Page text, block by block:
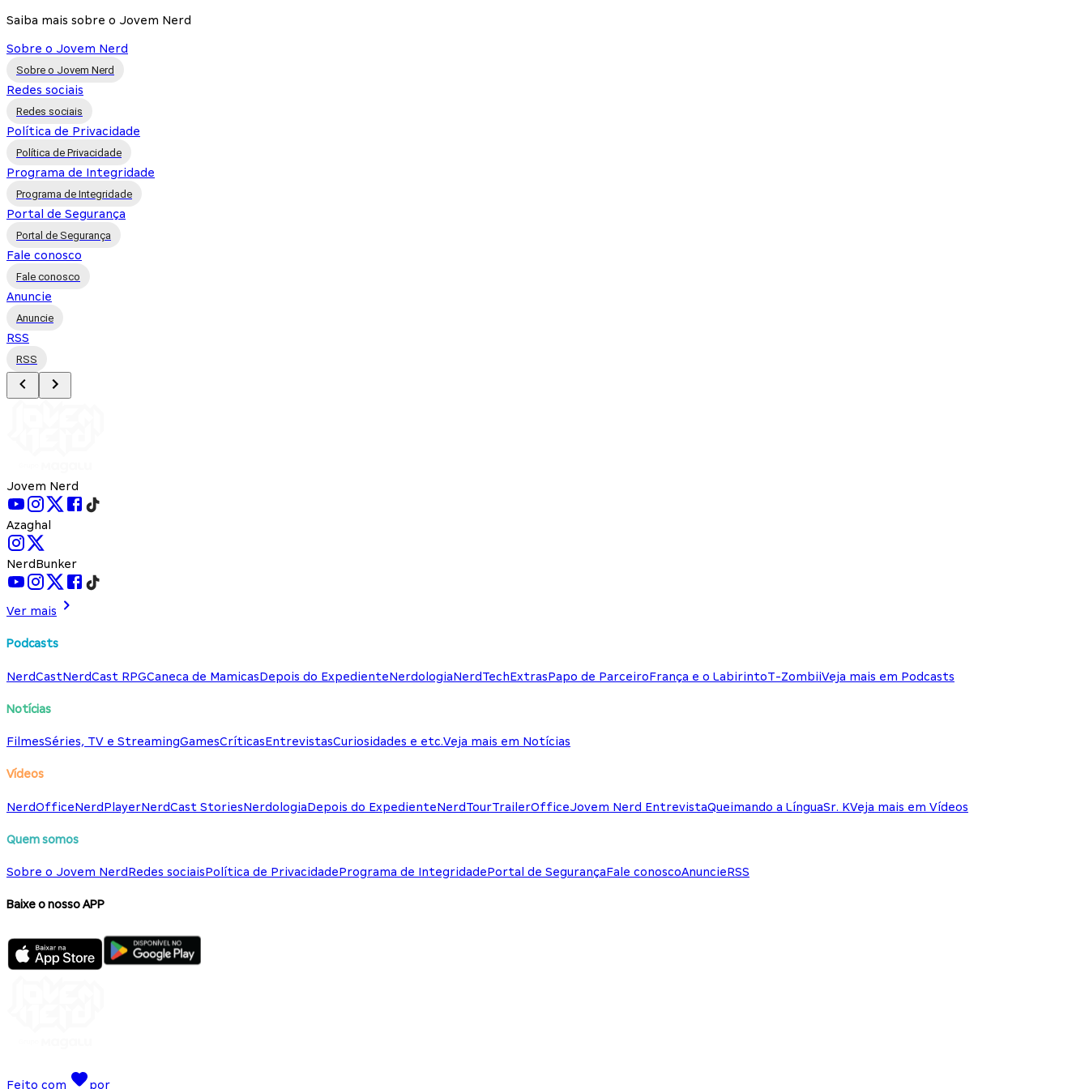
Saiba mais sobre o Jovem Nerd
Sobre o Jovem Nerd
Sobre o Jovem Nerd
Redes sociais
Redes sociais
Política de Privacidade
Política de Privacidade
Programa de Integridade
Programa de Integridade
Portal de Segurança
Portal de Segurança
Fale conosco
Fale conosco
Anuncie
Anuncie
RSS
RSS
Jovem Nerd
Azaghal
NerdBunker
Ver mais
Podcasts
NerdCastNerdCast RPGCaneca de MamicasDepois do ExpedienteNerdologiaNerdTechExtrasPapo de ParceiroFrança e o LabirintoT-ZombiiVeja mais em Podcasts
Notícias
FilmesSéries, TV e StreamingGamesCríticasEntrevistasCuriosidades e etc.Veja mais em Notícias
Vídeos
NerdOfficeNerdPlayerNerdCast StoriesNerdologiaDepois do ExpedienteNerdTourTrailerOfficeJovem Nerd EntrevistaQueimando a LínguaSr. KVeja mais em Vídeos
Quem somos
Sobre o Jovem NerdRedes sociaisPolítica de PrivacidadePrograma de IntegridadePortal de SegurançaFale conoscoAnuncieRSS
Baixe o nosso APP
Feito com por